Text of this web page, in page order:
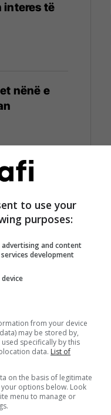
interes të
nënë e
bëhet
e lumtur
Nurës:
to use your
purposes:
and content
development
from your device
may be stored by,
specifically by this
data. List of
on the basis of legitimate
options below. Look
menu to manage or